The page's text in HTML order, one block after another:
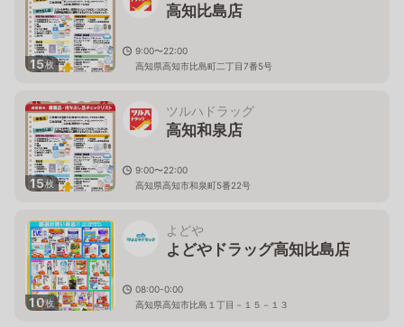
15枚
高知比島店
9:00〜22:00
高知県高知市比島町二丁目7番5号
15枚
ツルハドラッグ
高知和泉店
9:00〜22:00
高知県高知市和泉町5番22号
10枚
よどや
よどやドラッグ高知比島店
08:00-0:00
高知県高知市比島１丁目－１５－１３